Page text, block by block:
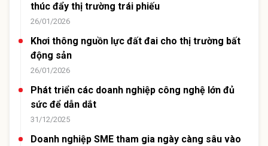
thúc đẩy thị trường trái phiếu
26/01/2026
Khơi thông nguồn lực đất đai cho thị trường bất
động sản
26/01/2026
Phát triển các doanh nghiệp công nghệ lớn đủ
sức để dẫn dắt
31/12/2025
Doanh nghiệp SME tham gia ngày càng sâu vào